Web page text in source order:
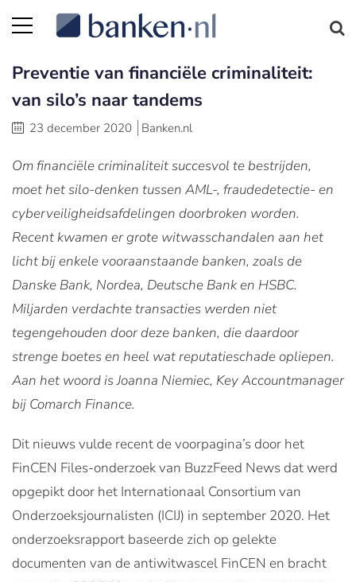
Preventie van financiële criminaliteit:
van silo’s naar tandems
23 december 2020 Banken.nl
Om financiële criminaliteit succesvol te bestrijden,
moet het silo-denken tussen AML-, fraudedetectie- en
cyberveiligheidsafdelingen doorbroken worden.
Recent kwamen er grote witwasschandalen aan het
licht bij enkele vooraanstaande banken, zoals de
Danske Bank, Nordea, Deutsche Bank en HSBC.
Miljarden verdachte transacties werden niet
tegengehouden door deze banken, die daardoor
strenge boetes en heel wat reputatieschade opliepen.
Aan het woord is Joanna Niemiec, Key Accountmanager
bij Comarch Finance.
Dit nieuws vulde recent de voorpagina’s door het
FinCEN Files-onderzoek van BuzzFeed News dat werd
opgepikt door het Internationaal Consortium van
Onderzoeksjournalisten (ICIJ) in september 2020. Het
onderzoeksrapport baseerde zich op gelekte
documenten van de antiwitwascel FinCEN en bracht